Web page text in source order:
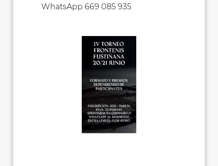
WhatsApp 669 085 935